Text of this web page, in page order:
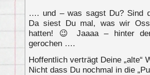
…. und – was sagst Du? Sind
Da siest Du mal, was wir
hatten! 😉 Jaaaa – hinter
gerochen ….
Hoffentlich verträgt Deine „alte“
Nicht dass Du nochmal in die